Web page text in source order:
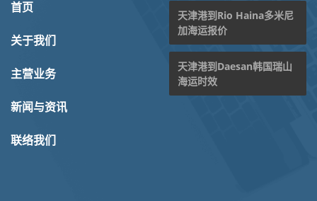
首页
关于我们
主营业务
新闻与资讯
联络我们
天津港到Rio Haina多米尼
加海运报价
天津港到Daesan韩国瑞山
海运时效